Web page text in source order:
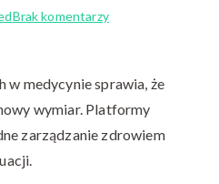
Brak komentarzydo
bez
wychodzenia
w medycynie sprawia, że
wymiar. Platformy
zarządzanie zdrowiem